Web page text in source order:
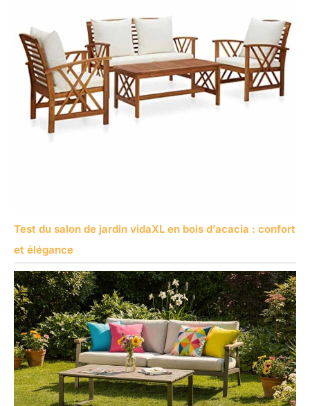
Test du salon de jardin vidaXL en bois d’acacia : confort
et élégance